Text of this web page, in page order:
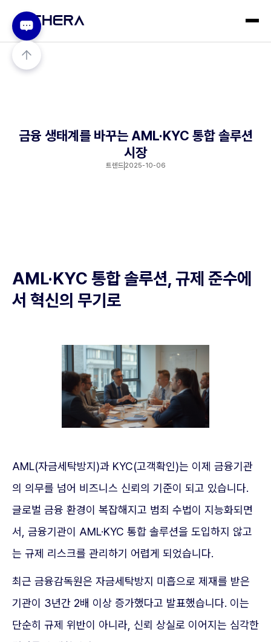
금융 생태계를 바꾸는 AML·KYC 통합 솔루션
시장
트렌드 2025-10-06
AML·KYC 통합 솔루션, 규제 준수에
서 혁신의 무기로
AML(자금세탁방지)과 KYC(고객확인)는 이제 금융기관
의 의무를 넘어 비즈니스 신뢰의 기준이 되고 있습니다.
글로벌 금융 환경이 복잡해지고 범죄 수법이 지능화되면
서, 금융기관이 AML·KYC 통합 솔루션을 도입하지 않고
는 규제 리스크를 관리하기 어렵게 되었습니다.
최근 금융감독원은 자금세탁방지 미흡으로 제재를 받은
기관이 3년간 2배 이상 증가했다고 발표했습니다. 이는
단순히 규제 위반이 아니라, 신뢰 상실로 이어지는 심각한